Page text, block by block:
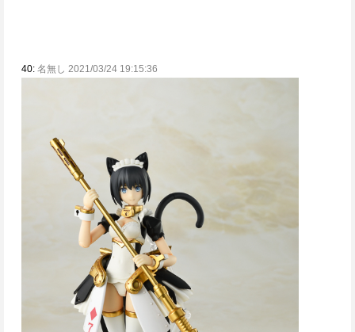
40: 名無し 2021/03/24 19:15:36